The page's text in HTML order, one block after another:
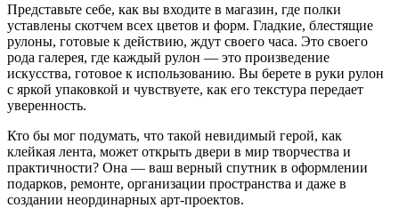
Представьте себе, как вы входите в магазин, где полки
уставлены скотчем всех цветов и форм. Гладкие, блестящие
рулоны, готовые к действию, ждут своего часа. Это своего
рода галерея, где каждый рулон — это произведение
искусства, готовое к использованию. Вы берете в руки рулон
с яркой упаковкой и чувствуете, как его текстура передает
уверенность.
Кто бы мог подумать, что такой невидимый герой, как
клейкая лента, может открыть двери в мир творчества и
практичности? Она — ваш верный спутник в оформлении
подарков, ремонте, организации пространства и даже в
создании неординарных арт-проектов.